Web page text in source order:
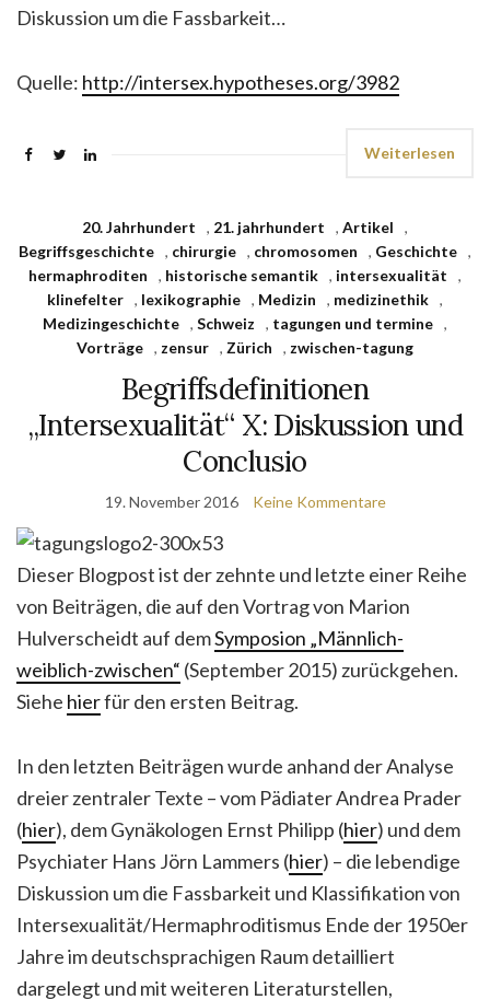
Diskussion um die Fassbarkeit…
Quelle: http://intersex.hypotheses.org/3982
Weiterlesen
20. Jahrhundert , 21. jahrhundert , Artikel
,
Begriffsgeschichte , chirurgie , chromosomen , Geschichte ,
hermaphroditen
, historische semantik , intersexualität
,
klinefelter , lexikographie , Medizin , medizinethik ,
Medizingeschichte , Schweiz , tagungen und termine ,
Vorträge , zensur , Zürich , zwischen-tagung
Begriffsdefinitionen
„Intersexualität“ X: Diskussion und
Conclusio
19. November 2016 Keine Kommentare
Dieser Blogpost ist der zehnte und letzte einer Reihe
von Beiträgen, die auf den Vortrag von Marion
Hulverscheidt auf demSymposion „Männlich-
weiblich-zwischen“ (September 2015) zurückgehen.
Siehe hierfür den ersten Beitrag.
In den letzten Beiträgen wurde anhand der Analyse
dreier zentraler Texte – vom Pädiater Andrea Prader
(hier), dem Gynäkologen Ernst Philipp (hier) und dem
Psychiater Hans Jörn Lammers (hier) – die lebendige
Diskussion um die Fassbarkeit und Klassifikation von
Intersexualität/Hermaphroditismus Ende der 1950er
Jahre im deutschsprachigen Raum detailliert
dargelegt und mit weiteren Literaturstellen,